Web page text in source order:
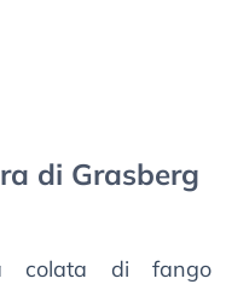
di Grasberg
colata di fango